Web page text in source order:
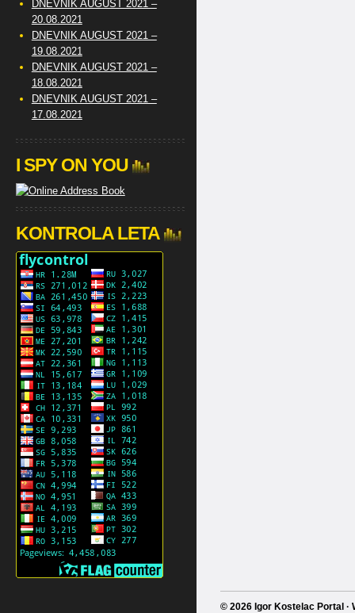
DNEVNIK AUGUST 2021 –
20.08.2021
DNEVNIK AUGUST 2021 –
19.08.2021
DNEVNIK AUGUST 2021 –
18.08.2021
DNEVNIK AUGUST 2021 –
17.08.2021
I SPY ON YOU
KONTROLA LETA
© 2026 Igor Kostelac Portal